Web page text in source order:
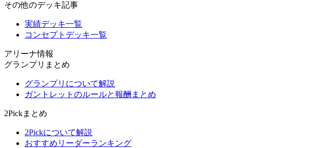
その他のデッキ記事
実績デッキ一覧
コンセプトデッキ一覧
アリーナ情報
グランプリまとめ
グランプリについて解説
ガントレットのルールと報酬まとめ
2Pickまとめ
2Pickについて解説
おすすめリーダーランキング